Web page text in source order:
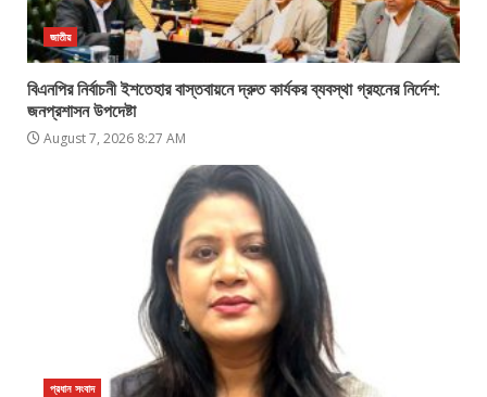
জাতীয়
বিএনপির নির্বাচনী ইশতেহার বাস্তবায়নে দ্রুত কার্যকর ব্যবস্থা গ্রহনের নির্দেশ:
জনপ্রশাসন উপদেষ্টা
August 7, 2026 8:27 AM
প্রধান সংবাদ